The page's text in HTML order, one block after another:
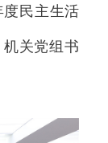
民主生活
关党组书